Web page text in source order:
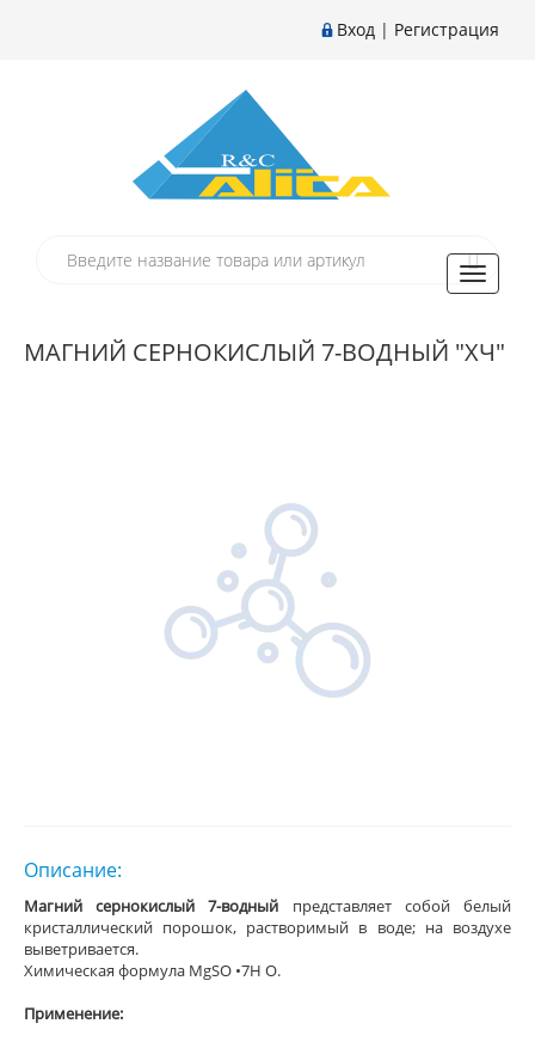
Вход | Регистрация
Toggle
МАГНИЙ СЕРНОКИСЛЫЙ 7-ВОДНЫЙ "ХЧ"
Описание:
Магний сернокислый 7-водный представляет собой белый
кристаллический порошок, растворимый в воде; на воздухе
выветривается.
Химическая формула MgSO •7H O.
Применение: